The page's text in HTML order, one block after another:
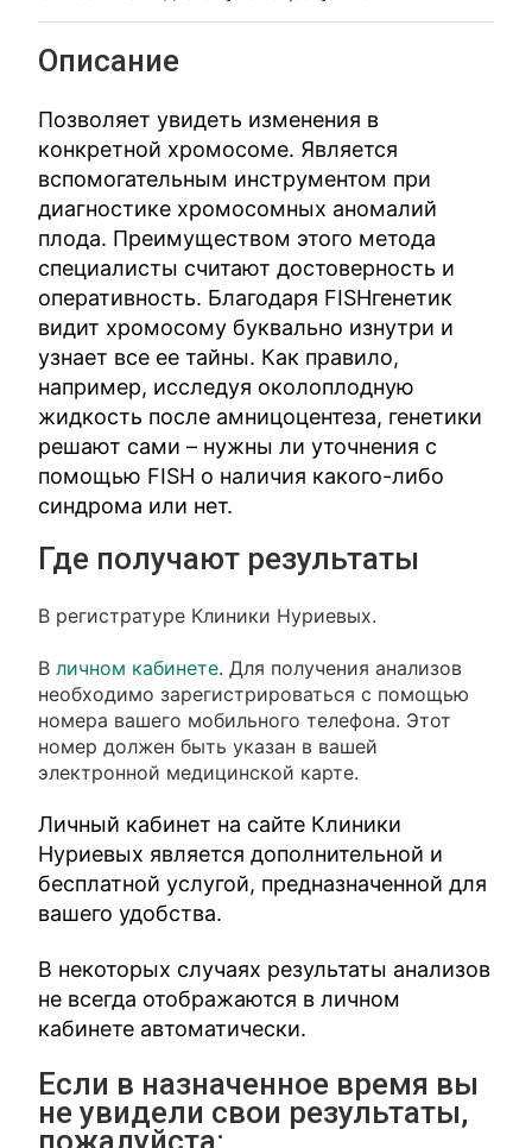
Описание
Позволяет увидеть изменения в
конкретной хромосоме. Является
вспомогательным инструментом при
диагностике хромосомных аномалий
плода. Преимуществом этого метода
специалисты считают достоверность и
оперативность. Благодаря FISHгенетик
видит хромосому буквально изнутри и
узнает все ее тайны. Как правило,
например, исследуя околоплодную
жидкость после амницоцентеза, генетики
решают сами – нужны ли уточнения с
помощью FISH о наличия какого-либо
синдрома или нет.
Где получают результаты
В регистратуре Клиники Нуриевых.
Вличном кабинете. Для получения анализов
необходимо зарегистрироваться с помощью
номера вашего мобильного телефона. Этот
номер должен быть указан в вашей
электронной медицинской карте.
Личный кабинет на сайте Клиники
Нуриевых является дополнительной и
бесплатной услугой, предназначенной для
вашего удобства.
В некоторых случаях результаты анализов
не всегда отображаются в личном
кабинете автоматически.
Если в назначенное время вы
не увидели свои результаты,
пожалуйста: